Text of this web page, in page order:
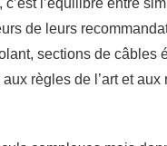
l’équilibre entre
de leurs
sections de câbles
règles de l’art et aux